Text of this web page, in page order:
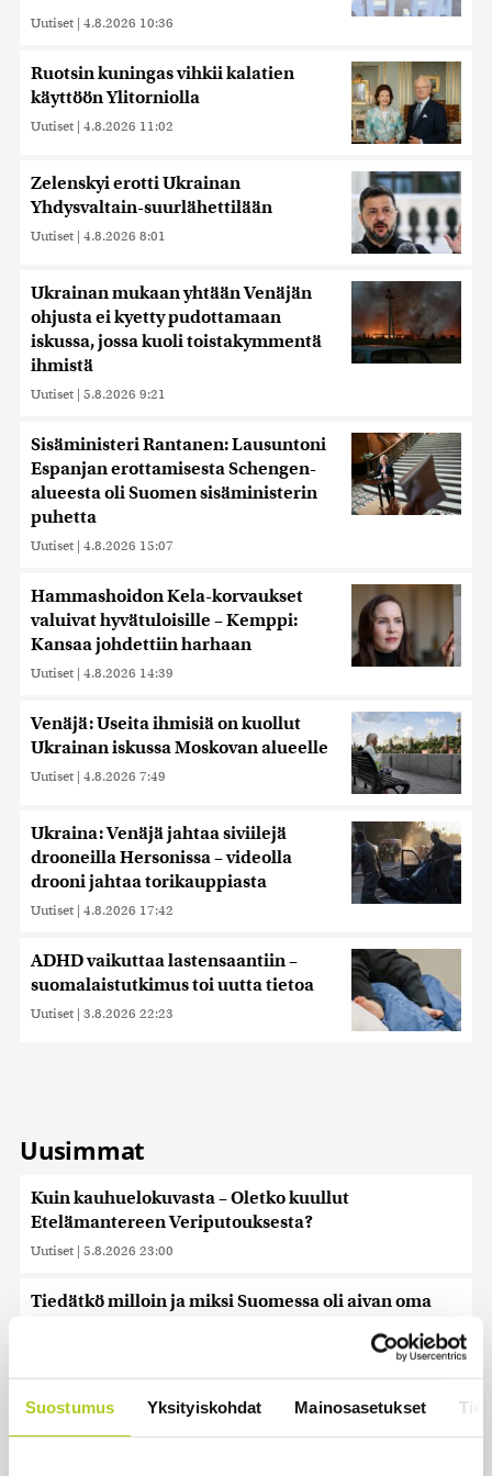
Suostumus Yksityiskohdat Mainosasetukset
Uutiset | 4.8.2026 10:36
Ruotsin kuningas vihkii kalatien
käyttöön Ylitorniolla
Uutiset | 4.8.2026 11:02
Zelenskyi erotti Ukrainan
Yhdysvaltain-suurlähettilään
Uutiset | 4.8.2026 8:01
Ukrainan mukaan yhtään Venäjän
ohjusta ei kyetty pudottamaan
iskussa, jossa kuoli toistakymmentä
ihmistä
Uutiset | 5.8.2026 9:21
Sisäministeri Rantanen: Lausuntoni
Espanjan erottamisesta Schengen-
alueesta oli Suomen sisäministerin
puhetta
Uutiset | 4.8.2026 15:07
Hammashoidon Kela-korvaukset
valuivat hyvätuloisille – Kemppi:
Kansaa johdettiin harhaan
Uutiset | 4.8.2026 14:39
Venäjä: Useita ihmisiä on kuollut
Ukrainan iskussa Moskovan alueelle
Uutiset | 4.8.2026 7:49
Ukraina: Venäjä jahtaa siviilejä
drooneilla Hersonissa – videolla
drooni jahtaa torikauppiasta
Uutiset | 4.8.2026 17:42
ADHD vaikuttaa lastensaantiin –
suomalaistutkimus toi uutta tietoa
Uutiset | 3.8.2026 22:23
Uusimmat
Kuin kauhuelokuvasta – Oletko kuullut
Etelämantereen Veriputouksesta?
Uutiset | 5.8.2026 23:00
Tiedätkö milloin ja miksi Suomessa oli aivan oma
Murska-arvio: Nato on vuosikymmenen jäljessä